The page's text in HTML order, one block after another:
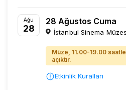
Ağu
28
28 Ağustos Cuma
İstanbul Sinema
Müze, 11.00-19.00
açıktır.
Etkinlik Kuralları